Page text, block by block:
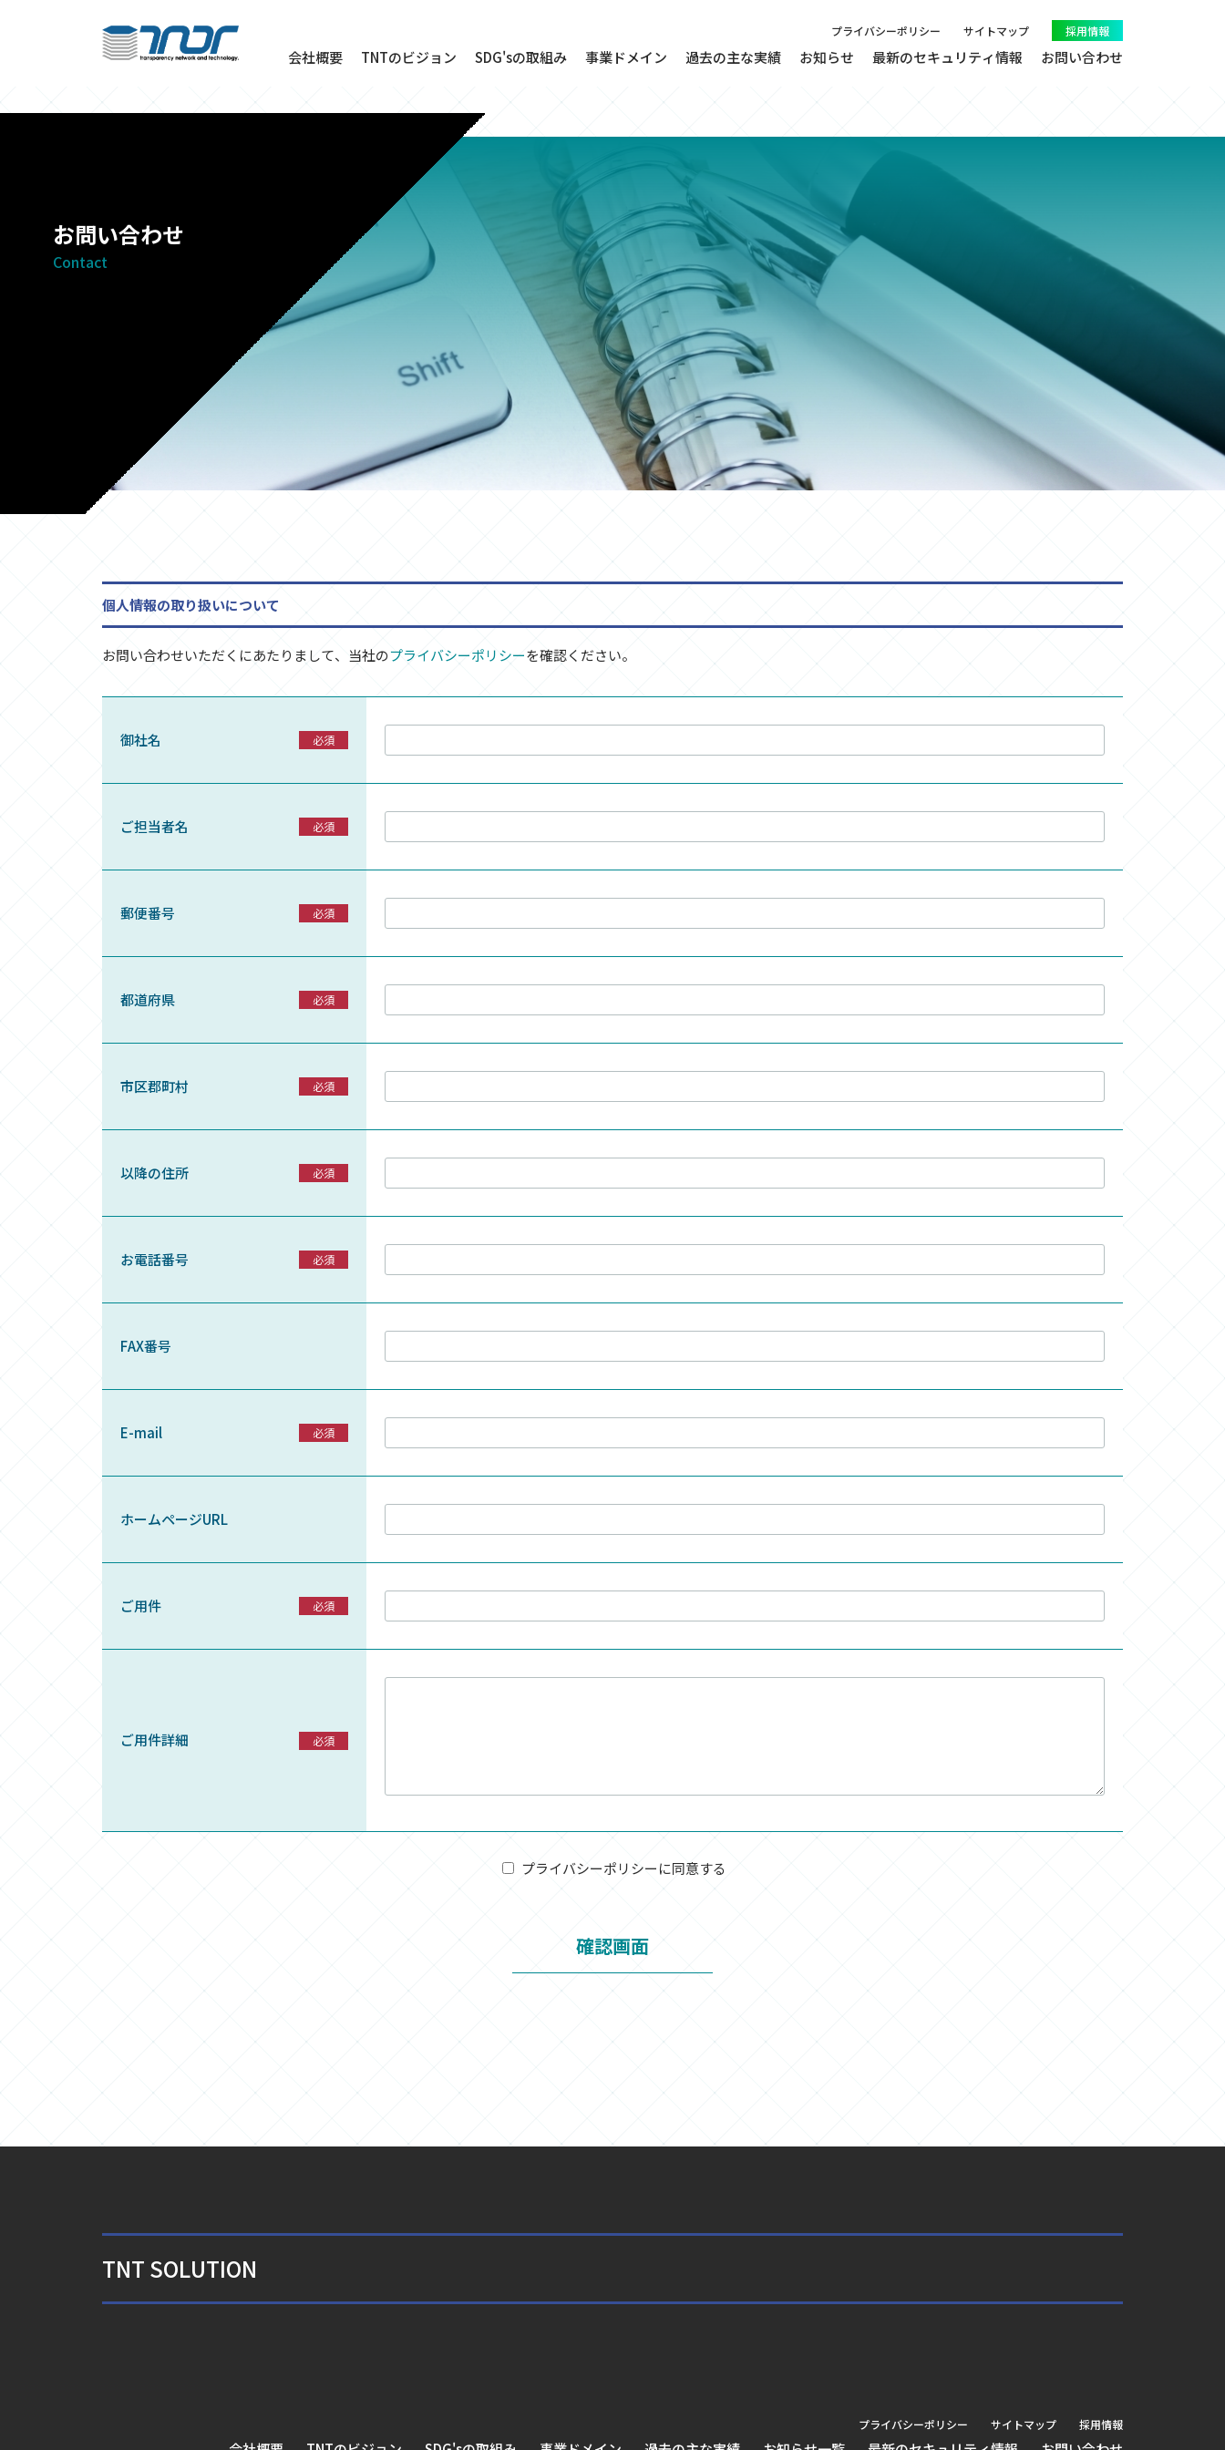
会社概要 TNTのビジョン SDG'sの取組み 事業ドメイン
ジメント
過去の主な実績 お知らせ 最新のセキュリティ情報 お問い合わせ
プライバシーポリシー サイトマップ 採用情報
お問い合わせ
Contact
個人情報の取り扱いについて
お問い合わせいただくにあたりまして、当社のプライバシーポリシーを確認ください。
御社名
ご担当者名
郵便番号
都道府県
市区郡町村
以降の住所
お電話番号
FAX番号
E-mail
ホームページURL
ご用件
ご用件詳細
プライバシーポリシーに同意する
TNT SOLUTION
プライバシーポリシー サイトマップ 採用情報